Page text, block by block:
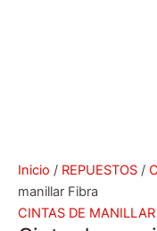
Inicio / REPUESTOS /
manillar Fibra
CINTAS DE MANILLAR